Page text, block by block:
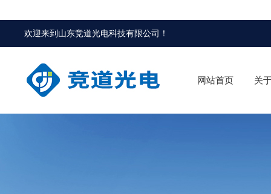
欢迎来到 山东竞道光电科技有限公司 ！
网站首页 关